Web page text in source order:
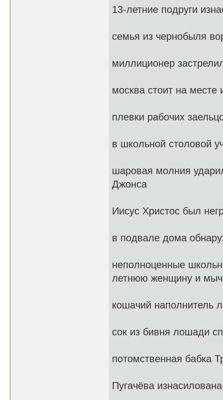
13-летние подруги
семья из чернобыля
миллиционер
москва стоит на месте
плевки рабочих
в школьной столовой
шаровая молния
Джонса
Иисус Христос был
в подвале дома
неполноценные
летнюю женщину и
кошачий наполнитель
сок из бивня лошади
потомственная бабка
Пугачёва